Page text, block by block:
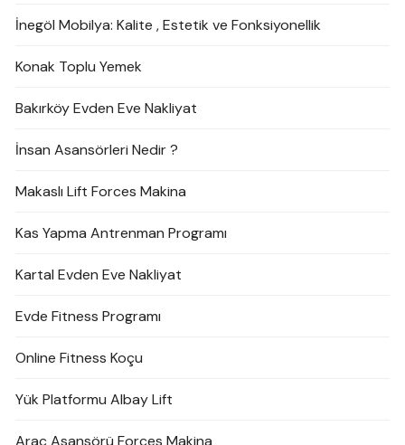
İnegöl Mobilya: Kalite , Estetik ve Fonksiyonellik
Konak Toplu Yemek
Bakırköy Evden Eve Nakliyat
İnsan Asansörleri Nedir ?
Makaslı Lift Forces Makina
Kas Yapma Antrenman Programı
Kartal Evden Eve Nakliyat
Evde Fitness Programı
Online Fitness Koçu
Yük Platformu Albay Lift